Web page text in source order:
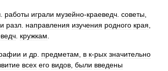
работы играли музейно-краеведч советы
разл направления изучения родного края
кружкам
и др предметам в к-рых значительно
всех его видов были введены